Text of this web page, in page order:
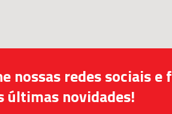
nossas redes sociais e
últimas novidades!